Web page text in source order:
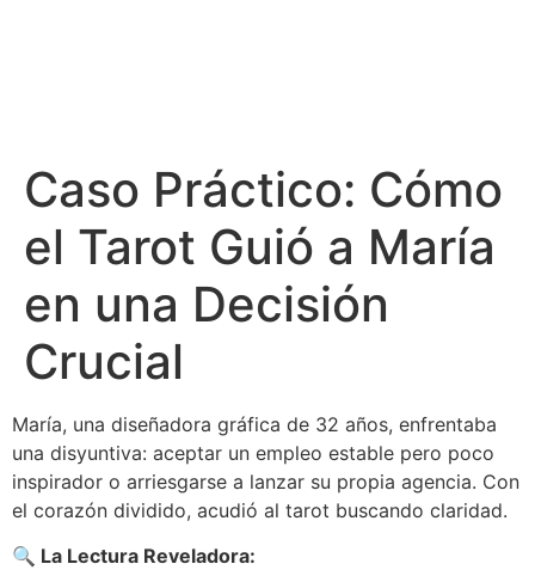
contenido
Caso Práctico: Cómo
el Tarot Guió a María
en una Decisión
Crucial
María, una diseñadora gráfica de 32 años, enfrentaba
una disyuntiva: aceptar un empleo estable pero poco
inspirador o arriesgarse a lanzar su propia agencia. Con
el corazón dividido, acudió al tarot buscando claridad.
🔍 La Lectura Reveladora: